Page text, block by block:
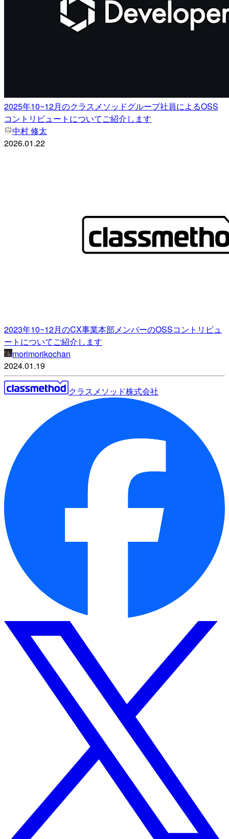
2025年10~12月のクラスメソッドグループ社員によるOSS
コントリビュートについてご紹介します
中村 修太
2026.01.22
2023年10~12月のCX事業本部メンバーのOSSコントリビュ
ートについてご紹介します
morimorikochan
2024.01.19
クラスメソッド株式会社